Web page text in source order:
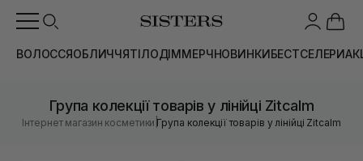
ВОЛОССЯОБЛИЧЧЯТІЛОДІММЕРЧНОВИНКИБЕСТСЕЛЕРИ
Група колекції товарів у лінійці Zitcalm
Інтернет магазин косметики |Група колекції товарів у лінійці Zitcalm